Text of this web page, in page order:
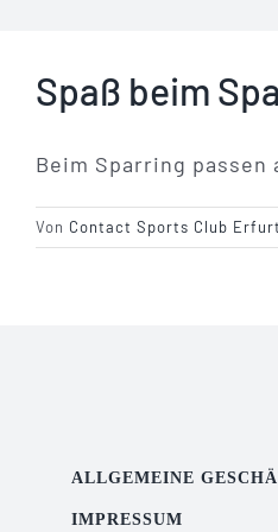
Spaß beim
Beim Sparring
Von Contact Sports Club Erfurt
ALLGEMEINE
IMPRESSUM